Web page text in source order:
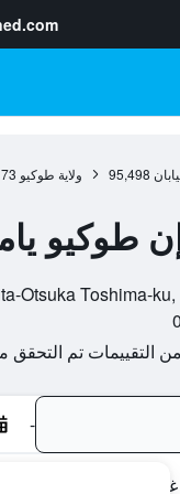
95,498 ولاية طوكيو
طوكيو
-